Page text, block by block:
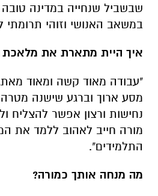
שבשביל שנחייה במדינה
במשאב האנושי וזוהי תרומתי
איך היית מתארת את מלאכת
"עבודה מאוד קשה ומאוד
מסע ארוך וברגע שישנה מטרה
נחישות ורצון אפשר להצליח
מורה חייב לאהוב ללמד את
התלמידים".
מה מנחה אותך כמורה?